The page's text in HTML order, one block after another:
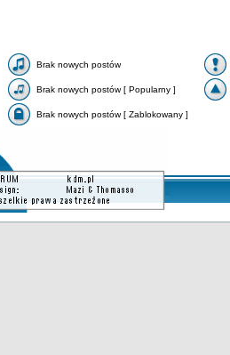
Brak nowych postów
Brak nowych postów [ Popularny ]
Brak nowych postów [ Zablokowany ]